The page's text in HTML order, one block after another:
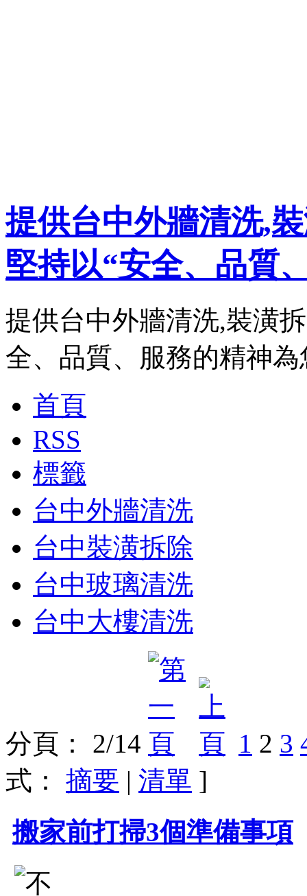
提供台中外牆清洗,
堅持以“安全、品質
提供台中外牆清洗,裝潢
全、品質、服務的精神
首頁
RSS
標籤
台中外牆清洗
台中裝潢拆除
台中玻璃清洗
台中大樓清洗
分頁： 2/14 1 2 3
式： 摘要 | 清單 ]
搬家前打掃3個準備事項